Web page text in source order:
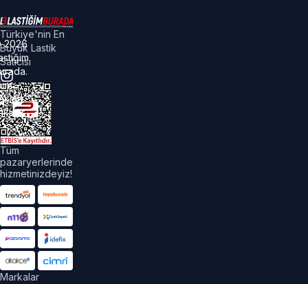
Türkiye'nin En
Büyük Lastik
Satıcısı
Tüm
pazaryerlerinde
hizmetinizdeyiz!
Markalar
2026